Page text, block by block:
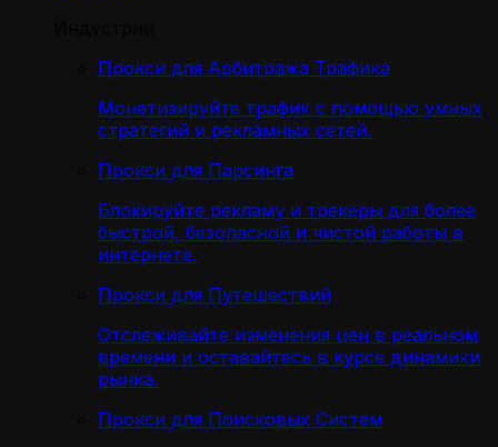
Прокси для Арбитража Трафика
Монетизируйте трафик с помощью умных
стратегий и рекламных сетей.
Прокси для Парсинга
Блокируйте рекламу и трекеры для более
быстрой, безопасной и чистой работы в
интернете.
Прокси для Путешествий
Отслеживайте изменения цен в реальном
времени и оставайтесь в курсе динамики
рынка.
Прокси для Поисковых Систем